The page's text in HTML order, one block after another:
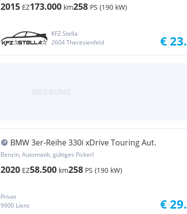
2015 EZ173.000 km258 PS (190 kW)
KFZ Stella
2604 Theresienfeld
€
BMW 3er-Reihe 330i xDrive Touring Aut.
Benzin, Automatik, gültiges Pickerl
2020 EZ58.500 km258 PS (190 kW)
Privat
9900 Lienz
€